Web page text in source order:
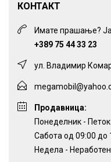
КОНТАКТ
Имате прашање?
+389 75 44 33 23
ул. Владимир
Продавница:
Понеделник -
Сабота од 09:00 до
Недела -